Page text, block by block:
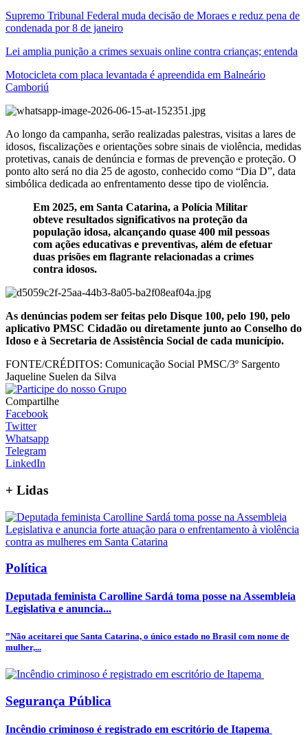
Supremo Tribunal Federal muda decisão de Moraes e reduz pena de
condenada por 8 de janeiro
Lei amplia punição a crimes sexuais online contra crianças; entenda
Motocicleta com placa levantada é apreendida em Balneário
Camboriú
Ao longo da campanha, serão realizadas palestras, visitas a lares de
idosos, fiscalizações e orientações sobre sinais de violência, medidas
protetivas, canais de denúncia e formas de prevenção e proteção. O
ponto alto será no dia 25 de agosto, conhecido como “Dia D”, data
simbólica dedicada ao enfrentamento desse tipo de violência.
Em 2025, em Santa Catarina, a Polícia Militar
obteve resultados significativos na proteção da
população idosa, alcançando quase 400 mil pessoas
com ações educativas e preventivas, além de efetuar
duas prisões em flagrante relacionadas a crimes
contra idosos.
As denúncias podem ser feitas pelo Disque 100, pelo 190, pelo
aplicativo PMSC Cidadão ou diretamente junto ao Conselho do
Idoso e à Secretaria de Assistência Social de cada município.
FONTE/CRÉDITOS: Comunicação Social PMSC/3º Sargento
Jaqueline Suelen da Silva
Compartilhe
Facebook
Twitter
Whatsapp
Telegram
LinkedIn
+ Lidas
Política
Deputada feminista Carolline Sardá toma posse na Assembleia
Legislativa e anuncia...
”Não aceitarei que Santa Catarina, o único estado no Brasil com nome de
mulher,...
Segurança Pública
Incêndio criminoso é registrado em escritório de Itapema